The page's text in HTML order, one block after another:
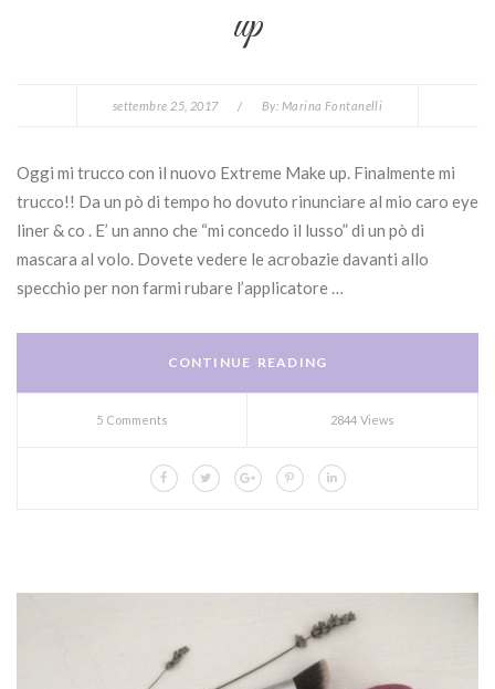
up
settembre 25, 2017 / By: Marina Fontanelli
Oggi mi trucco con il nuovo Extreme Make up. Finalmente mi
trucco!! Da un pò di tempo ho dovuto rinunciare al mio caro eye
liner & co . E’ un anno che “mi concedo il lusso” di un pò di
mascara al volo. Dovete vedere le acrobazie davanti allo
specchio per non farmi rubare l’applicatore …
CONTINUE READING
5 Comments 2844 Views